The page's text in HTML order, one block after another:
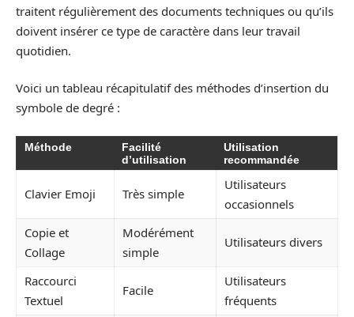
traitent régulièrement des documents techniques ou qu’ils
doivent insérer ce type de caractère dans leur travail
quotidien.
Voici un tableau récapitulatif des méthodes d’insertion du
symbole de degré :
Méthode
Facilité
d’utilisation
Utilisation
recommandée
Clavier Emoji Très simple
Utilisateurs
occasionnels
Copie et
Collage
Modérément
simple
Utilisateurs divers
Raccourci
Textuel
Facile
Utilisateurs
fréquents